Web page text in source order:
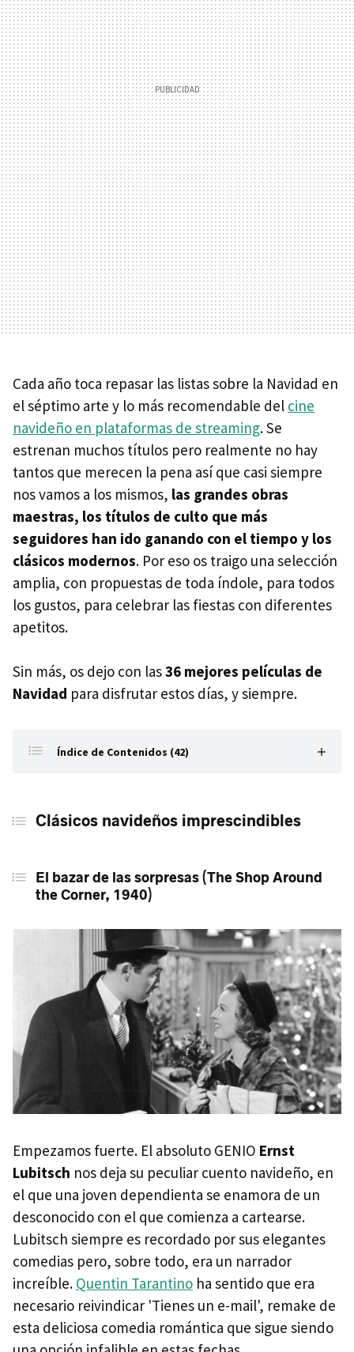
Cada año toca repasar las listas sobre la Navidad en
el séptimo arte y lo más recomendable del cine
navideño en plataformas de streaming. Se
estrenan muchos títulos pero realmente no hay
tantos que merecen la pena así que casi siempre
nos vamos a los mismos, las grandes obras
maestras, los títulos de culto que más
seguidores han ido ganando con el tiempo y los
clásicos modernos. Por eso os traigo una selección
amplia, con propuestas de toda índole, para todos
los gustos, para celebrar las fiestas con diferentes
apetitos.
Sin más, os dejo con las36 mejores películas de
Navidad para disfrutar estos días, y siempre.
Índice de Contenidos (42)
El bazar de las sorpresas (The Shop Around the
De ilusión también se vive' (Miracle on 34th Street,
Cuento de Navidad (Scrooge, 1951)
Ben-Hur (1959)
Muchas gracias, Mr. Scrooge (Scrooge, 1970)
Los Teleñecos en Cuento de Navidad (The Muppet
Christmas Carol, 1992)
Terror y películas navideñas no convencionales
Navidades negras (Black Christmas, 1974)
Night, 1984)
Gremlins (1984)
Jungla de Cristal (Die Hard, 1988)
Eduardo Manostijeras (Edward Scissorhands, 1990)
Batman vuelve ('Batman Returns, 1992)
Pesadilla antes de Navidad (The Nightmare Before
Christmas, 1993)
Esto (no) es un secuestro (The Ref, 1994)
Clásicos navideños imprescindibles
El bazar de las sorpresas (The Shop Around
the Corner, 1940)
Empezamos fuerte. El absoluto GENIO Ernst
Lubitsch nos deja su peculiar cuento navideño, en
el que una joven dependienta se enamora de un
desconocido con el que comienza a cartearse.
Lubitsch siempre es recordado por sus elegantes
comedias pero, sobre todo, era un narrador
increíble. Quentin Tarantino ha sentido que era
necesario reivindicar 'Tienes un e-mail', remake de
esta deliciosa comedia romántica que sigue siendo